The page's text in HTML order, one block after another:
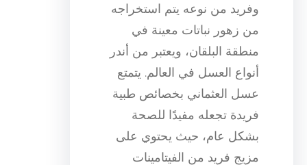
وفريد من نوعه يتم استخراجه
من زهور نباتات معينة في
منطقة البلقان، ويعتبر من أندر
أنواع العسل في العالم. يتمتع
عسل العثماني بخصائص طبية
فريدة تجعله مفيدًا للصحة
بشكل عام، حيث يحتوي على
مزيج فريد من الفيتامينات